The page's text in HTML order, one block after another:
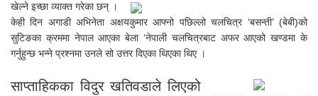
खेल्ने इच्छा व्याक्त गरेका छन् ।
केही दिन अगाडी अभिनेता अक्षयकुमार आफ्नो पछिल्लो चलचित्र ‘बसन्ती’ (बेबी)को
सुटिङका क्रममा नेपाल आएका बेला ‘नेपाली चलचित्रबाट अफर आएको खण्डमा के
गर्नुहुन्छ भन्ने प्रश्नमा उनले सो उत्तर दिएका थिएका थिए ।
साप्ताहिकका विदुर खतिवडाले लिएको